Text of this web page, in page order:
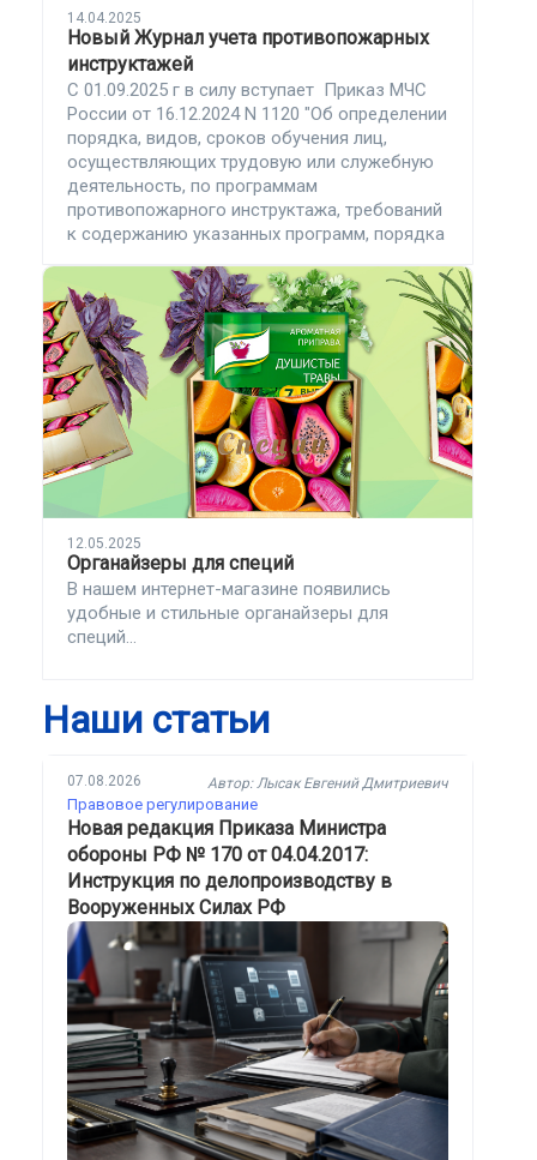
14.04.2025
Новый Журнал учета противопожарных
инструктажей
С 01.09.2025 г в силу вступает Приказ МЧС
России от 16.12.2024 N 1120 "Об определении
порядка, видов, сроков обучения лиц,
осуществляющих трудовую или служебную
деятельность, по программам
противопожарного инструктажа, требований
к содержанию указанных программ, порядка
лиц, проходящих обучение по
дополнительным профессиональным
программам в области пожарной
безопасности"
12.05.2025
Органайзеры для специй
В нашем интернет-магазине появились
удобные и стильные органайзеры для
специй...
Наши статьи
07.08.2026 Автор: Лысак Евгений Дмитриевич
Правовое регулирование
Новая редакция Приказа Министра
обороны РФ № 170 от 04.04.2017:
Инструкция по делопроизводству в
Вооруженных Силах РФ